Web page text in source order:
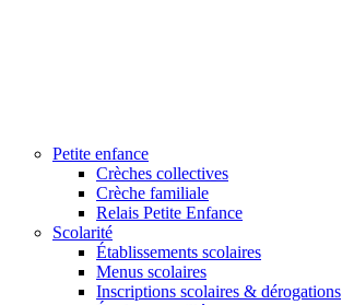
Petite enfance
Crèches collectives
Crèche familiale
Relais Petite Enfance
Scolarité
Établissements scolaires
Menus scolaires
Inscriptions scolaires & dérogations